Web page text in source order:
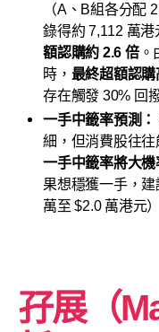
（A、B組各分配
錄得約 7,112 萬
額認購約 2.6 倍。
時， 最終超額認
存在觸發 30% 回
一手中籤率預測：
細，但消費股往
一手中籤率將大機
果想穩獲一手，
萬至 $2.0 萬港元
孖展（